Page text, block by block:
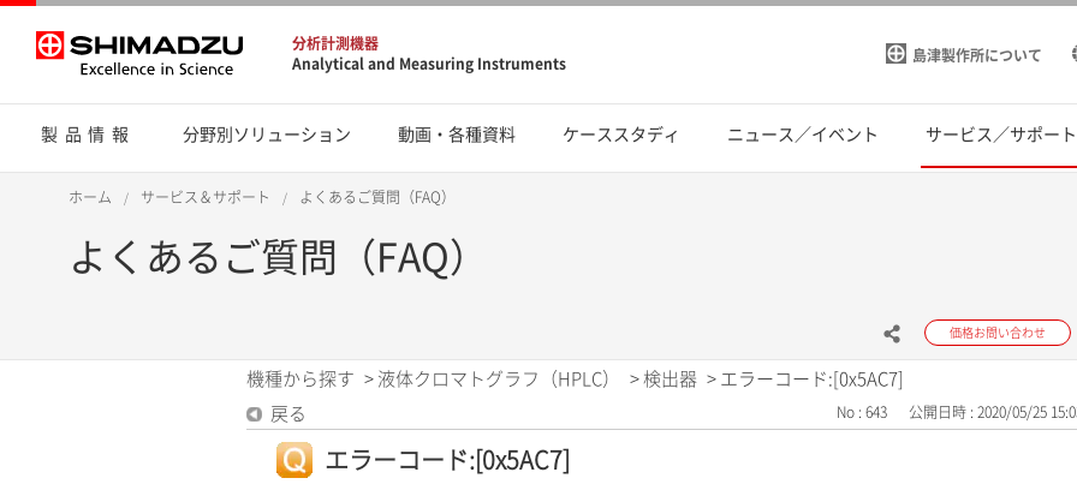
分析計測機器
Analytical and Measuring Instruments
島津製作所について
製品情報 分野別ソリューション 動画・各種資料 ケーススタディ ニュース／イベント サービス／サポート
ホーム サービス＆サポート よくあるご質問（FAQ）
よくあるご質問（FAQ）
価格お問い合わせ
機種から探す > 液体クロマトグラフ（HPLC） > 検出器 > エラーコード:[0x5AC7]
戻る
No : 643 公開日時 : 2020/05/25
エラーコード:[0x5AC7]